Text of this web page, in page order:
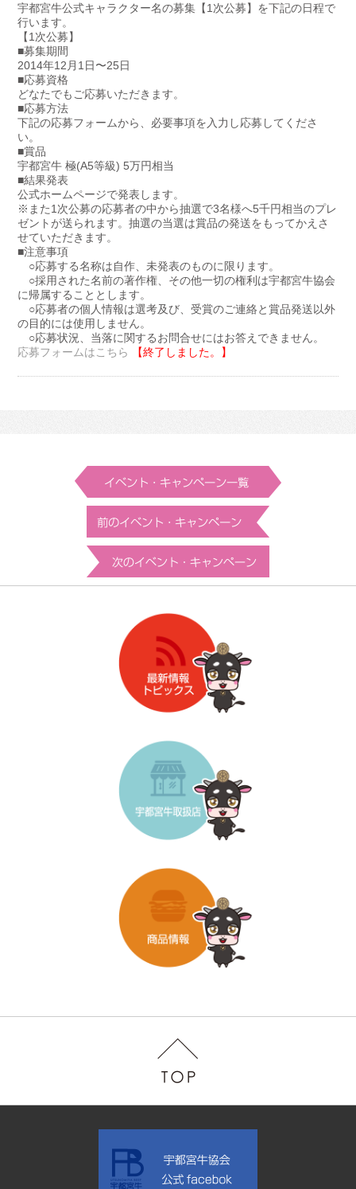
宇都宮牛公式キャラクター名の募集【1次公募】を下記の日程で
行います。
【1次公募】
■募集期間
2014年12月1日〜25日
■応募資格
どなたでもご応募いただきます。
■応募方法
下記の応募フォームから、必要事項を入力し応募してくださ
い。
■賞品
宇都宮牛 極(A5等級) 5万円相当
■結果発表
公式ホームページで発表します。
※また1次公募の応募者の中から抽選で3名様へ5千円相当のプレ
ゼントが送られます。抽選の当選は賞品の発送をもってかえさ
せていただきます。
■注意事項
○応募する名称は自作、未発表のものに限ります。
○採用された名前の著作権、その他一切の権利は宇都宮牛協会
に帰属することとします。
○応募者の個人情報は選考及び、受賞のご連絡と賞品発送以外
の目的には使用しません。
○応募状況、当落に関するお問合せにはお答えできません。
応募フォームはこちら
【終了しました。】